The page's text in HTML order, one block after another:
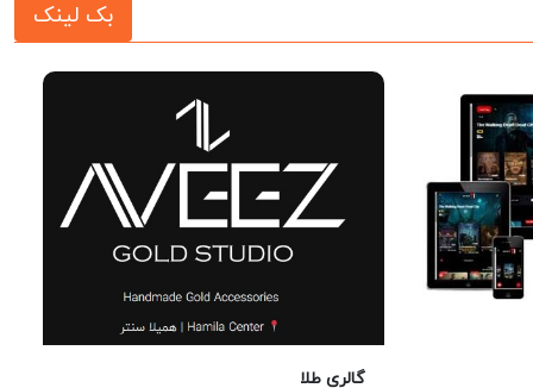
بک لینک
گالری طلا